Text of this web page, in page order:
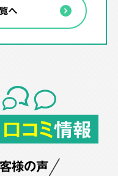
へ
口コミ情報
様の声